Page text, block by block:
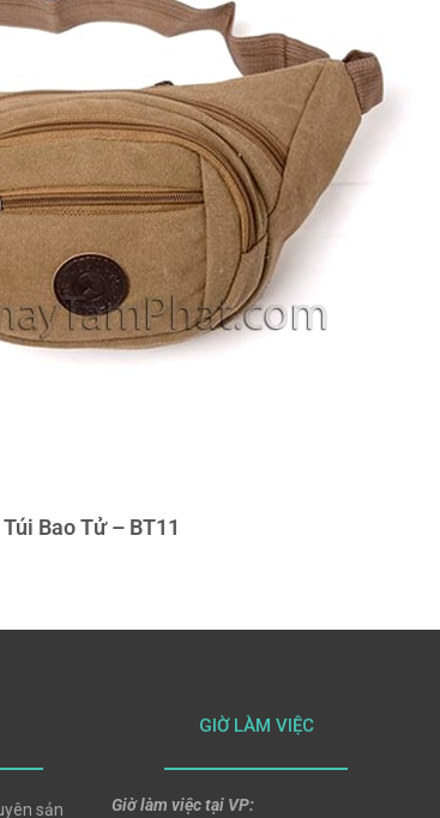
Túi Bao Tử – BT11
sản
GIỜ LÀM VIỆC
Giờ làm việc tại VP: